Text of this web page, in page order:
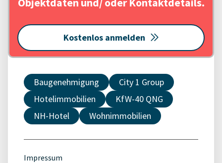
Kostenlos anmelden
Baugenehmigung
City 1 Group
Hotelimmobilien
KfW-40 QNG
NH-Hotel
Wohnimmobilien
Impressum